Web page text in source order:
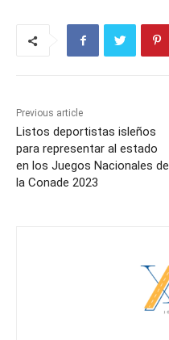
Previous article
Listos deportistas isleños
para representar al estado
en los Juegos Nacionales de
la Conade 2023